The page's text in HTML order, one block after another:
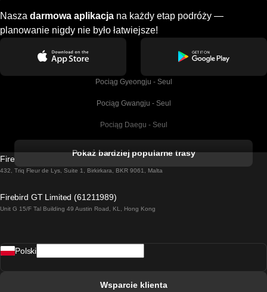
Nasza darmowa aplikacja na każdy etap podróży —
planowanie nigdy nie było łatwiejsze!
Pociąg Gyeongju - Seul
Pociąg Gwangju - Seul
Pociąg Daegu - Seul
Pociąg Dublin - Galway
Pociąg Rzym - Neapol
Pokaż bardziej popularne trasy
Firebird GT Limited (OC 1451)
432, Triq Fleur de Lys, Suite 1, Birkirkara, BKR 9061, Malta
Firebird GT Limited (61211989)
Unit G 15/F Tal Building 49 Austin Road, KL, Hong Kong
Polski
Wsparcie klienta